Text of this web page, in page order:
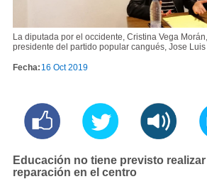
La diputada por el occidente, Cristina Vega
presidente del partido popular cangués, Jose
Fecha: 16 Oct 2019
Educación no tiene previsto
reparación en el centro